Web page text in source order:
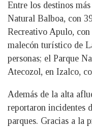
Entre los destinos
Natural Balboa, con
Recreativo Apulo,
malecón turístico de
personas; el Parque
Atecozol, en Izalco,
Además de la alta
reportaron incidentes
parques. Gracias a la